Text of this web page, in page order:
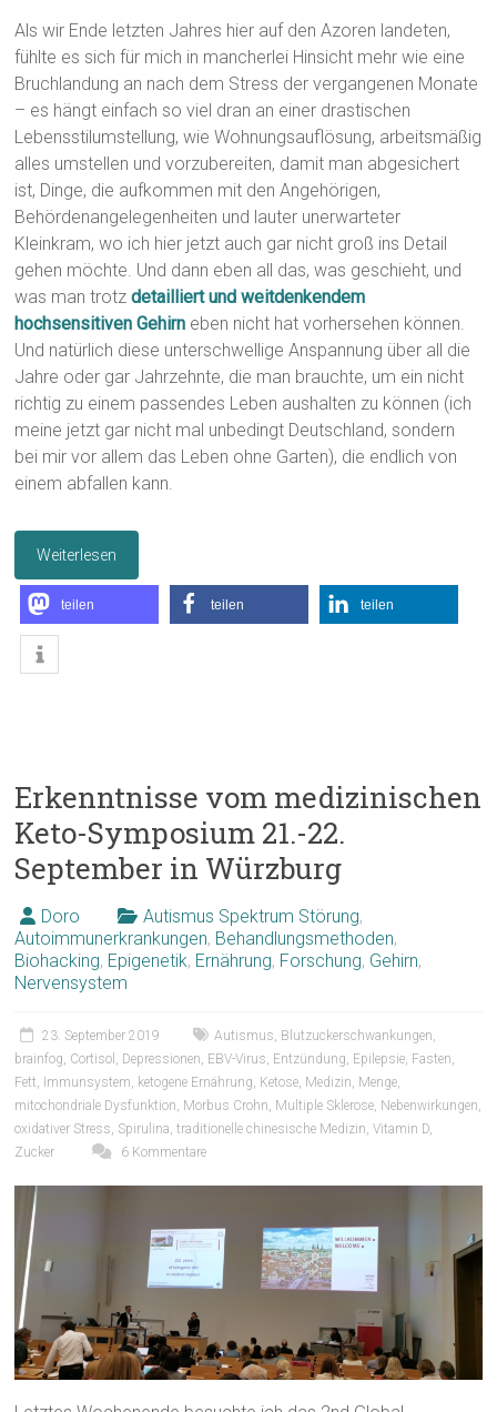
Als wir Ende letzten Jahres hier auf den Azoren landeten,
fühlte es sich für mich in mancherlei Hinsicht mehr wie eine
Bruchlandung an nach dem Stress der vergangenen Monate
– es hängt einfach so viel dran an einer drastischen
Lebensstilumstellung, wie Wohnungsauflösung, arbeitsmäßig
alles umstellen und vorzubereiten, damit man abgesichert
ist, Dinge, die aufkommen mit den Angehörigen,
Behördenangelegenheiten und lauter unerwarteter
Kleinkram, wo ich hier jetzt auch gar nicht groß ins Detail
gehen möchte. Und dann eben all das, was geschieht, und
was man trotzdetailliert und weitdenkendem
hochsensitiven Gehirn eben nicht hat vorhersehen können.
Und natürlich diese unterschwellige Anspannung über all die
Jahre oder gar Jahrzehnte, die man brauchte, um ein nicht
richtig zu einem passendes Leben aushalten zu können (ich
meine jetzt gar nicht mal unbedingt Deutschland, sondern
bei mir vor allem das Leben ohne Garten), die endlich von
einem abfallen kann.
Weiterlesen
teilen teilen teilen
Erkenntnisse vom medizinischen
Keto-Symposium 21.-22.
September in Würzburg
Doro Autismus Spektrum Störung,
Autoimmunerkrankungen, Behandlungsmethoden,
Biohacking, Epigenetik, Ernährung, Forschung, Gehirn,
Nervensystem
23. September 2019 Autismus Blutzuckerschwankungen
brainfog Cortisol Depressionen EBV-Virus Entzündung Epilepsie Fasten
Fett Immunsystem ketogene Ernährung Ketose Medizin Menge
mitochondriale Dysfunktion Morbus Crohn Multiple Sklerose Nebenwirkungen
oxidativer Stress Spirulina ,traditionelle chinesische Medizin ,Vitamin D
Zucker
6 Kommentare